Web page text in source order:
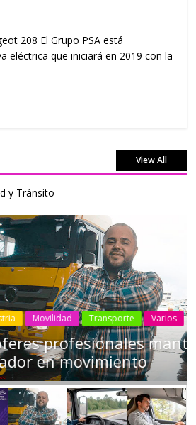
208 El Grupo PSA está
eléctrica que iniciará en 2019 con la
View All
y Tránsito
Transporte Varios
mantienen a